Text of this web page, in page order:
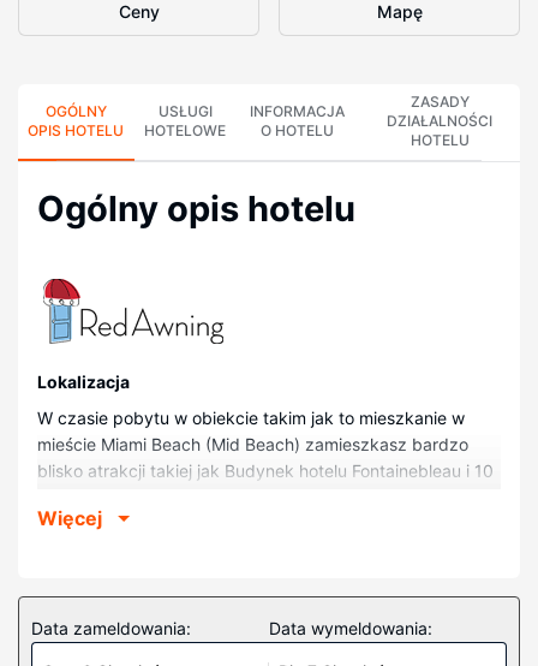
Ceny Mapę
OGÓLNY
OPIS HOTELU
USŁUGI
HOTELOWE
INFORMACJA
O HOTELU
ZASADY
DZIAŁALNOŚCI
HOTELU
Ogólny opis hotelu
Lokalizacja
W czasie pobytu w obiekcie takim jak to mieszkanie w
mieście Miami Beach (Mid Beach) zamieszkasz bardzo
blisko atrakcji takiej jak Budynek hotelu Fontainebleau i 10
Beach. Kondominium (z polem golfowym) znajduje się 2
Avenue.
Pokoje
Więcej
Data zameldowania: Data wymeldowania: